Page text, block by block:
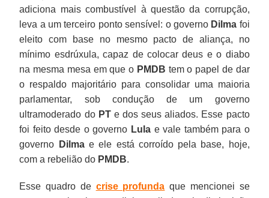
adiciona mais combustível à questão da corrupção,
leva a um terceiro ponto sensível: o governo Dilma foi
eleito com base no mesmo pacto de aliança, no
mínimo esdrúxula, capaz de colocar deus e o diabo
na mesma mesa em que o PMDB tem o papel de dar
o respaldo majoritário para consolidar uma maioria
parlamentar, sob condução de um governo
ultramoderado do PTe dos seus aliados. Esse pacto
foi feito desde o governo Lula e vale também para o
governo
Dilmae ele está corroído pela base, hoje,
com a rebelião do PMDB.
Esse quadro de crise profunda que mencionei se